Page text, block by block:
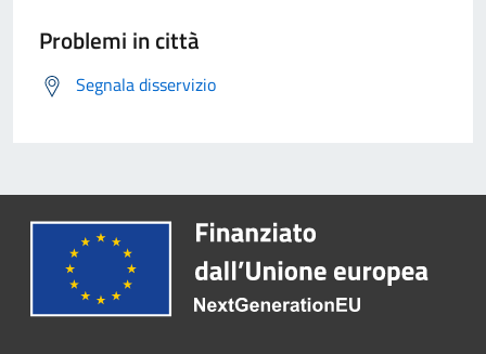
Problemi in città
Segnala disservizio